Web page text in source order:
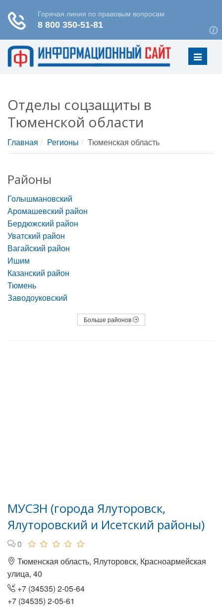
Меню
Отделы соцзащиты в
Тюменской области
Главная Регионы Тюменская область
Районы
Голышмановский
Аромашевский район
Бердюжский район
Уватский район
Вагайский район
Ишим
Казанский район
Тюмень
Заводоуковский
Больше районов
МУСЗН (города Ялуторовск,
Ялуторовский и Исетский районы)
0
Тюменская область, Ялуторовск, Красноармейская
улица, 40
+7 (34535) 2-05-64
+7 (34535) 2-05-61